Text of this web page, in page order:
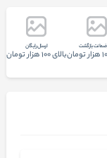
ارسال رایگان
بالای 100 هزار تومان